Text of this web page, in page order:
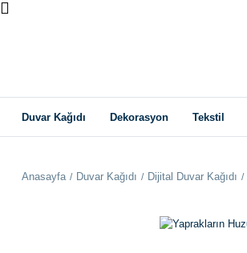
Duvar Kağıdı Dekorasyon Tekstil
Anasayfa Duvar Kağıdı Dijital Duvar Kağıdı